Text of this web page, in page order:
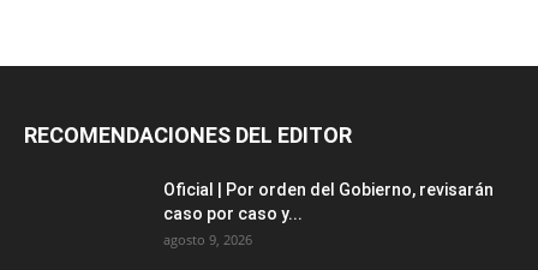
RECOMENDACIONES DEL EDITOR
Oficial | Por orden del Gobierno, revisarán
caso por caso y...
agosto 9, 2026